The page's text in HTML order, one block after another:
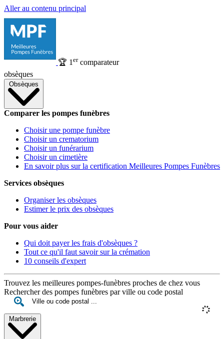
Aller au contenu principal
🏆 1 ercomparateur
obsèques
Obsèques
Comparer les pompes funèbres
Choisir une pompe funèbre
Choisir un crematorium
Choisir un funérarium
Choisir un cimetière
En savoir plus sur la certification Meilleures Pompes Funèbres
Services obsèques
Organiser les obsèques
Estimer le prix des obsèques
Pour vous aider
Qui doit payer les frais d'obsèques ?
Tout ce qu'il faut savoir sur la crémation
10 conseils d'expert
Trouvez les meilleures pompes-funèbres proches de chez vous
Rechercher des pompes funèbres par ville ou code postal
Marbrerie